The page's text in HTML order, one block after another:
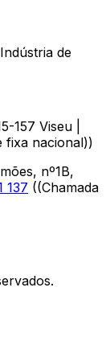
de
157 Viseu
fixa nacional))
nº1B,
137 ((Chamada